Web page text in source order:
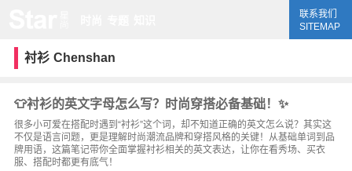
联系我们
SITEMAP
衬衫 Chenshan
👕衬衫的英文字母怎么写？时尚穿搭必备基础！✨
很多小可爱在搭配时遇到“衬衫”这个词，却不知道正确的英文怎么说？其实这
不仅是语言问题，更是理解时尚潮流品牌和穿搭风格的关键！从基础单词到品
牌用语，这篇笔记带你全面掌握衬衫相关的英文表达，让你在看秀场、买衣
服、搭配时都更有底气！